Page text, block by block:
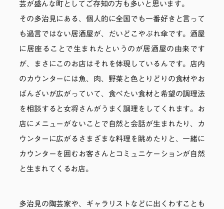
芸が盛んな町としてご存知の方も多いと思います。
その多治見にある、個人的に全国でも一番好きと言って
も過言ではない居酒屋が、だいどこやぶれ傘です。酒屋
に居座ることで生まれたというのが居酒屋の由来です
が、まさにこのお店はそれを体現しているんです。店内
のカウンターには魚、肉、野菜と色とりどりの食材やお
ばんざいが広がっていて、食べたい食材と希望の調理法
を相談すると女将さんがうまく調理をしてくれます。お
店にメニューがないことで自然と会話が生まれたり、カ
ウンターに広がるさまざまな料理を眺めたりと、一緒に
カウンターを囲むお客さんとコミュニケーションが自然
と生まれてくるお店。
多治見の陶芸家や、ギャラリストなどに出くわすことも